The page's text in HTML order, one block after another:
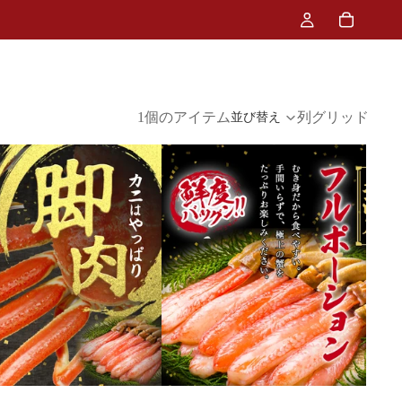
1個のアイテム 並び替え 列グリッド